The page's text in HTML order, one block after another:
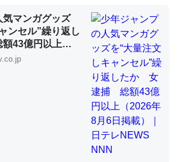
カルシウムも酸素も不足してて両方に不
抗してるのでは」とあって面白い。海に
ガニ・ウミグモ）はカルシウムを使わ
る筈だが、酵素が違うのか？
表】昆虫学の大問題＝「昆虫はなぜ海にいな
気マンガグッズ
ンセル”繰り返し
43億円以上
載）｜日テレ